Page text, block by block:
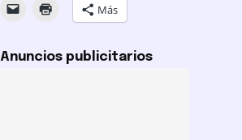
Más
Anuncios publicitarios